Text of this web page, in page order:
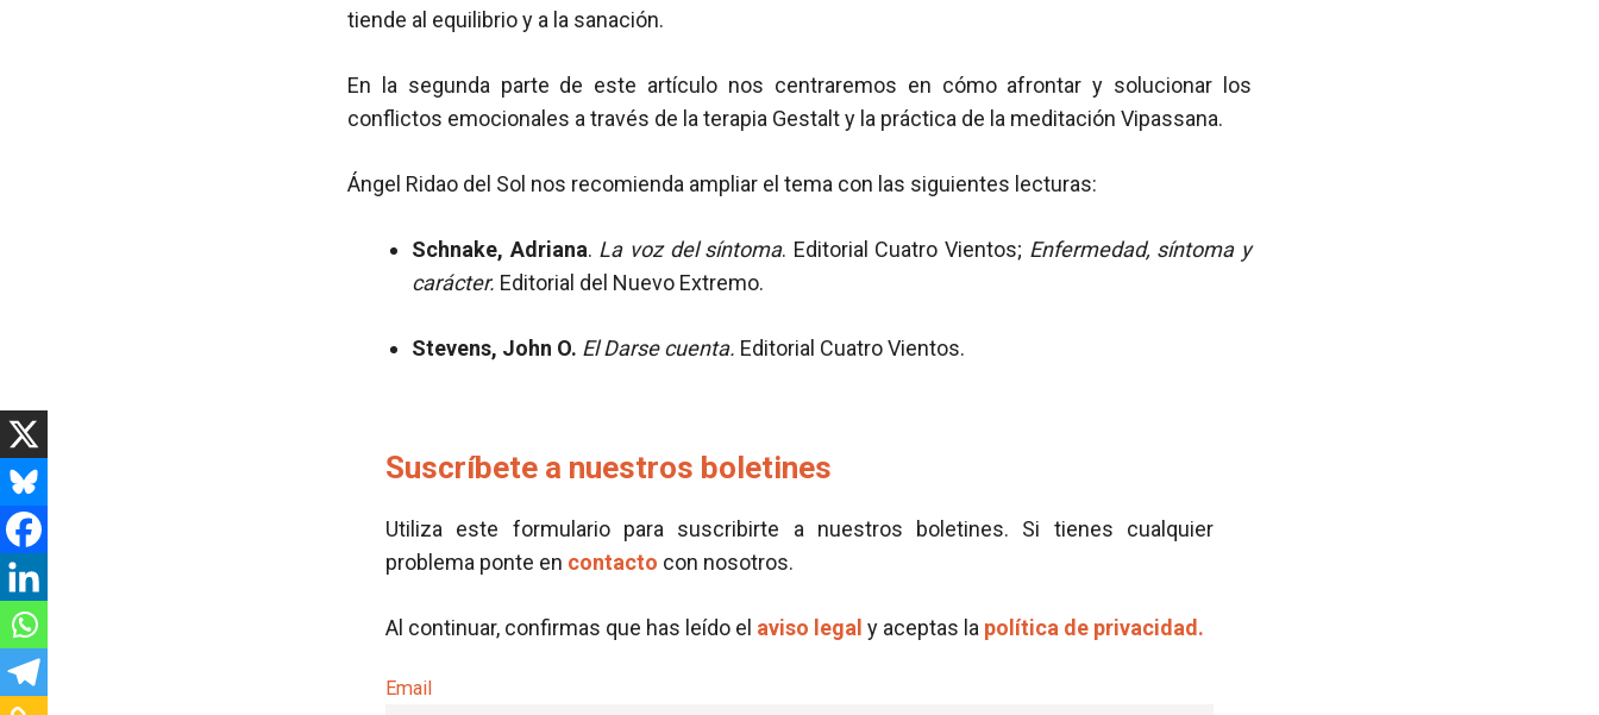
tiende al equilibrio y a la sanación.
En la segunda parte de este artículo nos centraremos en cómo afrontar y solucionar los
conflictos emocionales a través de la terapia Gestalt y la práctica de la meditación Vipassana.
Ángel Ridao del Sol nos recomienda ampliar el tema con las siguientes lecturas:
Schnake, Adriana. La voz del síntoma. Editorial Cuatro Vientos; Enfermedad, síntoma y
carácter. Editorial del Nuevo Extremo.
Stevens, John O. El Darse cuenta. Editorial Cuatro Vientos.
Suscríbete a nuestros boletines
Utiliza este formulario para suscribirte a nuestros boletines. Si tienes cualquier
problema ponte en contacto con nosotros.
Al continuar, confirmas que has leído el aviso legal y aceptas la política de privacidad.
Email